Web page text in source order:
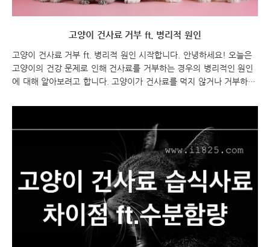
고양이 건사료 거부 ft. 병리적 원인
고양이 건사료 거부 ft. 병리적 원인 시작합니다. 안녕하세요! 오늘은
고양이의 건강 문제로 인해 건사료를 거부하는 경우의 병리적인 원인
에 대해 알아보려고 합니다. 고양이가 건사료를 먹지 않거나 거부하는
는 음식에 대한 관심이 떨어지거나 거부하는 경우가 많이 발생할 수
치를 취하는 것이 중요합니다. 이제 병리적인 원인들에 대해 자세히 알
아보도록 하겠습니다. 건사료 거부하는 고양이 ft. 병리적 원인 건사료
거부 고양이 특징 건사료 거부 고양이 고양이가 건사료를 거부하는 이
유는 다양할 수 있습니다. 몇 가지 일반적인 이유는 다음과 같습니다:
냄새, 맛, 질감: 건사료가 고양이..